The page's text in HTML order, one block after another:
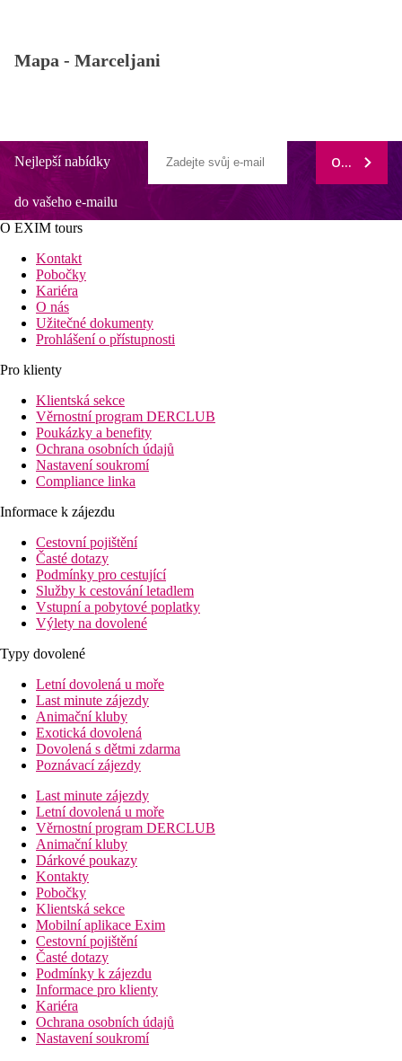
Mapa - Marceljani
Nejlepší nabídky
do vašeho e-mailu
ODEBÍRAT
O EXIM tours
Kontakt
Pobočky
Kariéra
O nás
Užitečné dokumenty
Prohlášení o přístupnosti
Pro klienty
Klientská sekce
Věrnostní program DERCLUB
Poukázky a benefity
Ochrana osobních údajů
Nastavení soukromí
Compliance linka
Informace k zájezdu
Cestovní pojištění
Časté dotazy
Podmínky pro cestující
Služby k cestování letadlem
Vstupní a pobytové poplatky
Výlety na dovolené
Typy dovolené
Letní dovolená u moře
Last minute zájezdy
Animační kluby
Exotická dovolená
Dovolená s dětmi zdarma
Poznávací zájezdy
Last minute zájezdy
Letní dovolená u moře
Věrnostní program DERCLUB
Animační kluby
Dárkové poukazy
Kontakty
Pobočky
Klientská sekce
Mobilní aplikace Exim
Cestovní pojištění
Časté dotazy
Podmínky k zájezdu
Informace pro klienty
Kariéra
Ochrana osobních údajů
Nastavení soukromí